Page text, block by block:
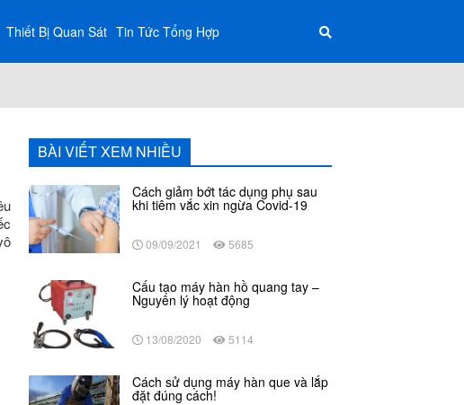
Thiết Bị Quan Sát Tin Tức Tổng Hợp
BÀI VIẾT XEM NHIỀU
Cách giảm bớt tác dụng phụ sau
khi tiêm vắc xin ngừa Covid-19
09/09/2021 5685
Cấu tạo máy hàn hồ quang tay –
Nguyên lý hoạt động
13/08/2020 5114
Cách sử dụng máy hàn que và lắp
đặt đúng cách!